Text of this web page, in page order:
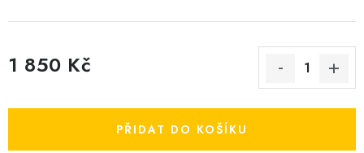
1 850 Kč
PŘIDAT DO KOŠÍKU